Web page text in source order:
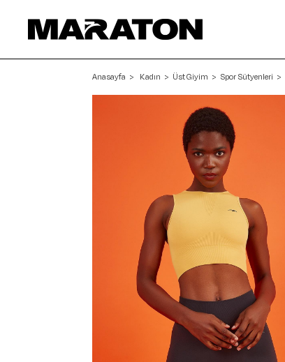
Anasayfa Kadın Üst Giyim Spor Sütyenleri